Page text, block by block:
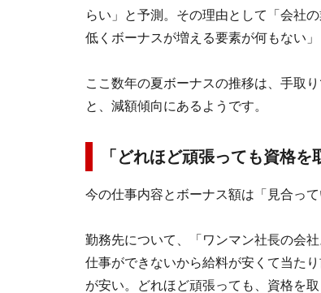
らい」と予測。その理由として「会社
低くボーナスが増える要素が何もない」
ここ数年の夏ボーナスの推移は、手取
と、減額傾向にあるようです。
「どれほど頑張っても資格
今の仕事内容とボーナス額は「見合っ
勤務先について、「ワンマン社長の会
仕事ができないから給料が安くて当た
が安い。どれほど頑張っても、資格を